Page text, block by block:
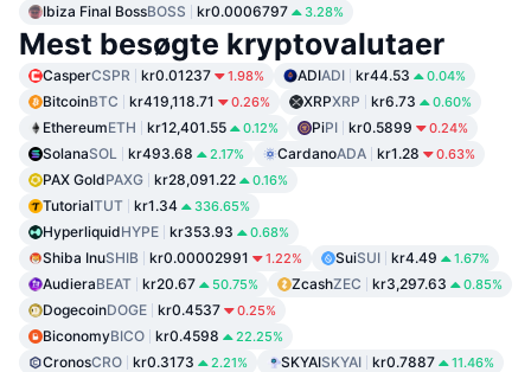
Ibiza Final BossBOSS kr0.0006797 3.28%
Mest besøgte kryptovalutaer
CasperCSPR kr0.01237 1.98% ADIADI kr44.53 0.04%
BitcoinBTC kr419,118.71 0.26% XRPXRP kr6.73 0.60%
EthereumETH kr12,401.55 0.12% PiPI kr0.5899 0.24%
SolanaSOL kr493.68 2.17% CardanoADA kr1.28 0.63%
PAX GoldPAXG kr28,091.22 0.16%
TutorialTUT kr1.34 336.65%
HyperliquidHYPE kr353.93 0.68%
Shiba InuSHIB kr0.00002991 1.22% SuiSUI kr4.49 1.67%
AudieraBEAT kr20.67 50.75% ZcashZEC kr3,297.63 0.85%
DogecoinDOGE kr0.4537 0.25%
BiconomyBICO kr0.4598 22.25%
CronosCRO kr0.3173 2.21% SKYAISKYAI kr0.7887 11.46%